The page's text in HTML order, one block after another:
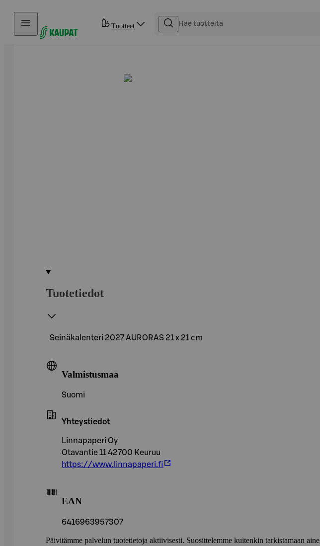
Hyppää sisältöön
Tuotteet
Tuotetiedot
Seinäkalenteri 2027 AURORAS 21 x 21 cm
Valmistusmaa
Suomi
Yhteystiedot
Linnapaperi Oy
Otavantie 11 42700 Keuruu
https://www.linnapaperi.fi
EAN
6416963957307
Päivitämme palvelun tuotetietoja aktiivisesti. Suosittelemme kuitenkin tarkistamaan